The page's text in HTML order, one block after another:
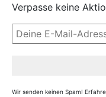
Verpasse keine
Wir senden keinen Spam!